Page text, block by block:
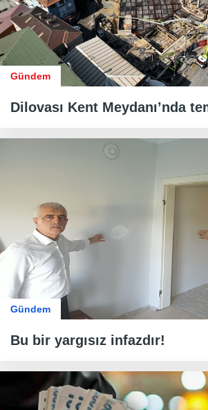
Gündem
Dilovası Kent Meydanı’nda
Gündem
Bu bir yargısız infazdır!